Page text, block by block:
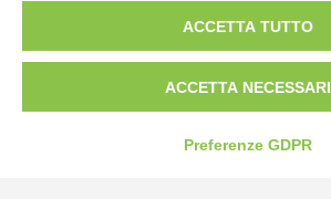
Tel:0172-478161
ACCETTA TUTTO
ACCETTA NECESSARI
Preferenze GDPR